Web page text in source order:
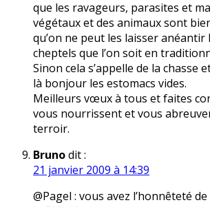
que les ravageurs, parasites et
végétaux et des animaux sont
qu’on ne peut les laisser anéantir
cheptels que l’on soit en
Sinon cela s’appelle de la chasse
là bonjour les estomacs vides.
Meilleurs vœux à tous et faites
vous nourrissent et vous
terroir.
Brunodit :
21 janvier 2009 à 14:39
@Pagel : vous avez l’honnêteté